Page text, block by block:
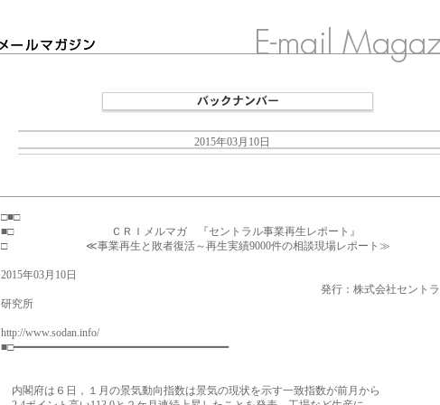
2015年03月10日
□■□
■□ ＣＲＩメルマガ 『セントラル事業再生レポート』
□ ≪事業再生と敗者復活～再生実績9000件の相談現場レポート≫
2015年03月10日
発行：株式会社セントラル
研究所
http://www.sodan.info/
■□━━━━━━━━━━━━━━━━━━━━━━━━━━━━━━━━━━
内閣府は６日，１月の景気動向指数は景気の現状を示す一致指数が前月から